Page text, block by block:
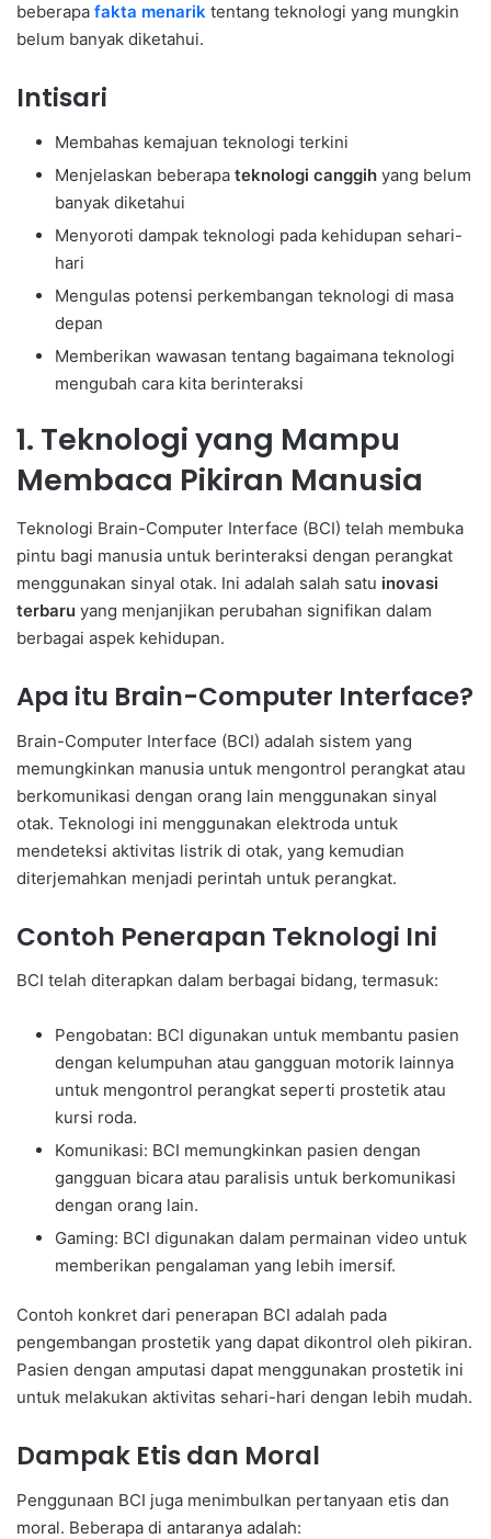
beberapa fakta menarik tentang teknologi yang mungkin
belum banyak diketahui.
Intisari
Membahas kemajuan teknologi terkini
Menjelaskan beberapa teknologi canggih yang belum
banyak diketahui
Menyoroti dampak teknologi pada kehidupan sehari-
hari
Mengulas potensi perkembangan teknologi di masa
depan
Memberikan wawasan tentang bagaimana teknologi
mengubah cara kita berinteraksi
1. Teknologi yang Mampu
Membaca Pikiran Manusia
Teknologi Brain-Computer Interface (BCI) telah membuka
pintu bagi manusia untuk berinteraksi dengan perangkat
menggunakan sinyal otak. Ini adalah salah satu inovasi
terbaru yang menjanjikan perubahan signifikan dalam
berbagai aspek kehidupan.
Apa itu Brain-Computer Interface?
Brain-Computer Interface (BCI) adalah sistem yang
memungkinkan manusia untuk mengontrol perangkat atau
berkomunikasi dengan orang lain menggunakan sinyal
otak. Teknologi ini menggunakan elektroda untuk
mendeteksi aktivitas listrik di otak, yang kemudian
diterjemahkan menjadi perintah untuk perangkat.
Contoh Penerapan Teknologi Ini
BCI telah diterapkan dalam berbagai bidang, termasuk:
Pengobatan: BCI digunakan untuk membantu pasien
dengan kelumpuhan atau gangguan motorik lainnya
untuk mengontrol perangkat seperti prostetik atau
kursi roda.
Komunikasi: BCI memungkinkan pasien dengan
gangguan bicara atau paralisis untuk berkomunikasi
dengan orang lain.
Gaming: BCI digunakan dalam permainan video untuk
memberikan pengalaman yang lebih imersif.
Contoh konkret dari penerapan BCI adalah pada
pengembangan prostetik yang dapat dikontrol oleh pikiran.
Pasien dengan amputasi dapat menggunakan prostetik ini
untuk melakukan aktivitas sehari-hari dengan lebih mudah.
Dampak Etis dan Moral
Penggunaan BCI juga menimbulkan pertanyaan etis dan
moral. Beberapa di antaranya adalah: